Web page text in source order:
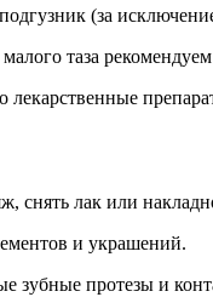
(за
таза
лак или
и украшений.
зубные протезы и